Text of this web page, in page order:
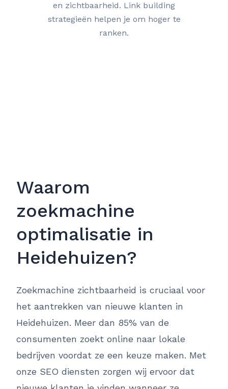
en zichtbaarheid. Link building
strategieën helpen je om hoger te
ranken.
Waarom
zoekmachine
optimalisatie in
Heidehuizen?
Zoekmachine zichtbaarheid is cruciaal voor
het aantrekken van nieuwe klanten in
Heidehuizen. Meer dan 85% van de
consumenten zoekt online naar lokale
bedrijven voordat ze een keuze maken. Met
onze SEO diensten zorgen wij ervoor dat